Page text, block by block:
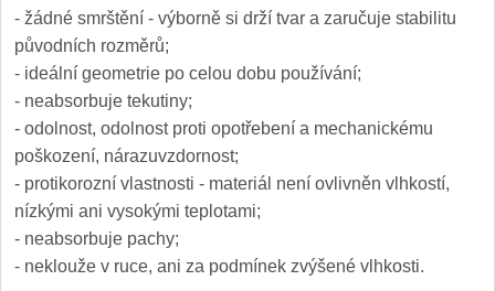
- žádné smrštění - výborně si drží tvar a zaručuje stabilitu
původních rozměrů;
- ideální geometrie po celou dobu používání;
- neabsorbuje tekutiny;
- odolnost, odolnost proti opotřebení a mechanickému
poškození, nárazuvzdornost;
- protikorozní vlastnosti - materiál není ovlivněn vlhkostí,
nízkými ani vysokými teplotami;
- neabsorbuje pachy;
- neklouže v ruce, ani za podmínek zvýšené vlhkosti.